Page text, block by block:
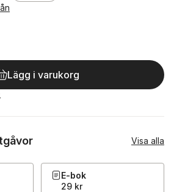
antal röster:
Lägg i varukorg
Visa alla
E-bok
29 kr